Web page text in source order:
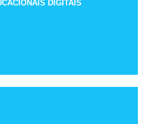
DIGITAIS